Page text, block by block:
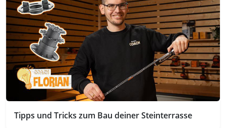
Tipps und Tricks zum Bau deiner Steinterrasse